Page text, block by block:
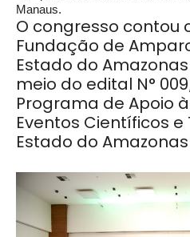
Manaus.
O congresso contou
Fundação de
Estado do
meio do edital N°
Programa de Apoio
Eventos Científicos
Estado do